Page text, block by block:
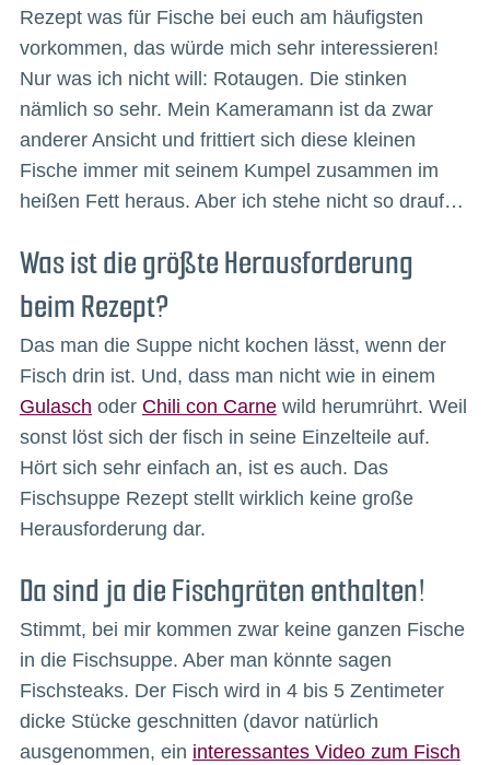
Rezept was für Fische bei euch am häufigsten
vorkommen, das würde mich sehr interessieren!
Nur was ich nicht will: Rotaugen. Die stinken
nämlich so sehr. Mein Kameramann ist da zwar
anderer Ansicht und frittiert sich diese kleinen
Fische immer mit seinem Kumpel zusammen im
heißen Fett heraus. Aber ich stehe nicht so drauf…
Was ist die größte Herausforderung
beim Rezept?
Das man die Suppe nicht kochen lässt, wenn der
Fisch drin ist. Und, dass man nicht wie in einem
Gulasch oder Chili con Carnewild herumrührt. Weil
sonst löst sich der fisch in seine Einzelteile auf.
Hört sich sehr einfach an, ist es auch. Das
Fischsuppe Rezept stellt wirklich keine große
Herausforderung dar.
Da sind ja die Fischgräten enthalten!
Stimmt, bei mir kommen zwar keine ganzen Fische
in die Fischsuppe. Aber man könnte sagen
Fischsteaks. Der Fisch wird in 4 bis 5 Zentimeter
dicke Stücke geschnitten (davor natürlich
ausgenommen, ein interessantes Video zum Fisch